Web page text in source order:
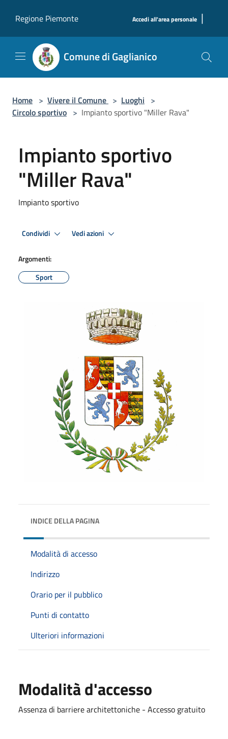
Regione Piemonte
Accedi all'area personale |
Comune di Gaglianico
Home > Vivere il Comune > Luoghi >
Circolo sportivo > Impianto sportivo "Miller Rava"
Impianto sportivo
"Miller Rava"
Impianto sportivo
Condividi Vedi azioni
Argomenti:
Sport
INDICE DELLA PAGINA
Modalità di accesso
Indirizzo
Orario per il pubblico
Punti di contatto
Ulteriori informazioni
Modalità d'accesso
Assenza di barriere architettoniche - Accesso gratuito